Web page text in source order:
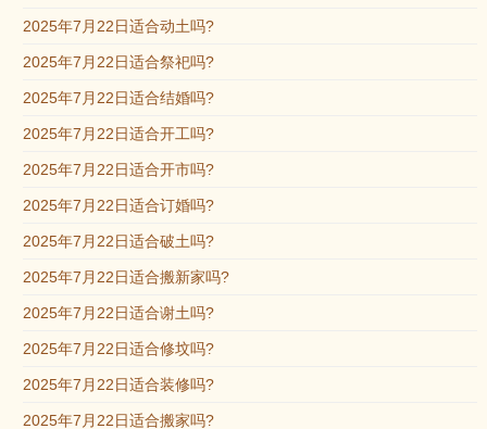
2025年7月22日适合动土吗?
2025年7月22日适合祭祀吗?
2025年7月22日适合结婚吗?
2025年7月22日适合开工吗?
2025年7月22日适合开市吗?
2025年7月22日适合订婚吗?
2025年7月22日适合破土吗?
2025年7月22日适合搬新家吗?
2025年7月22日适合谢土吗?
2025年7月22日适合修坟吗?
2025年7月22日适合装修吗?
2025年7月22日适合搬家吗?